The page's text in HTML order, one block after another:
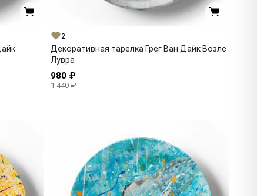
2
Декоративная тарелка Грег Ван Дайк Возле
Лувра
980 ₽
1 440 ₽